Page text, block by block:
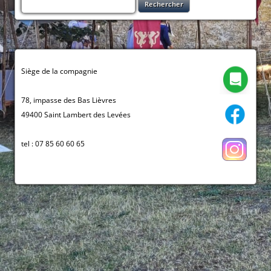
Siège de la compagnie
78, impasse des Bas Lièvres
49400 Saint Lambert des Levées
tel : 07 85 60 60 65